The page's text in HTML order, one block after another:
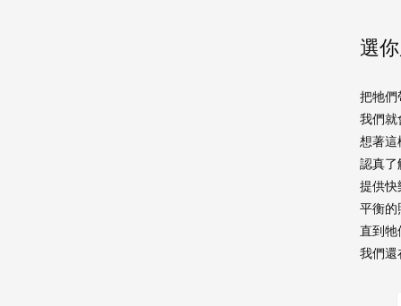
選
把牠們
我們就
想著這
認真了
提供快
平衡的
直到牠
我們還